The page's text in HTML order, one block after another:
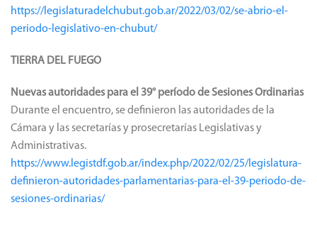
https://legislaturadelchubut.gob.ar/2022/03/02/se-abrio-el-
periodo-legislativo-en-chubut/
TIERRA DEL FUEGO
Nuevas autoridades para el 39° período de Sesiones Ordinarias
Durante el encuentro, se definieron las autoridades de la
Cámara y las secretarías y prosecretarías Legislativas y
Administrativas.
https://www.legistdf.gob.ar/index.php/2022/02/25/legislatura-
definieron-autoridades-parlamentarias-para-el-39-periodo-de-
sesiones-ordinarias/